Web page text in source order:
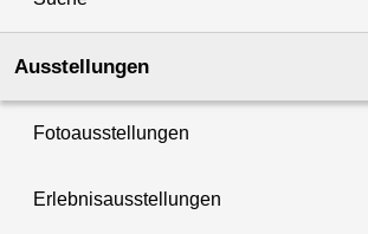
Ausstellungen
Fotoausstellungen
Erlebnisausstellungen